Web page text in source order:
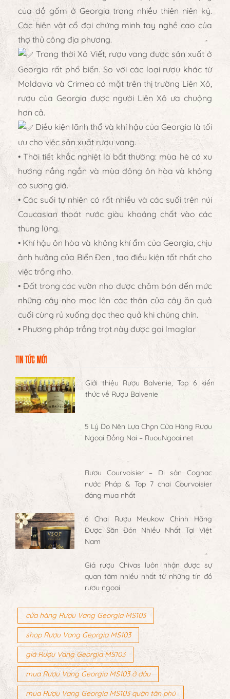
của đồ gốm ở Georgia trong nhiều thiên niên kỷ.
Các hiện vật cổ đại chứng minh tay nghề cao của
thợ thủ công địa phương.
Trong thời Xô Viết, rượu vang được sản xuất ở
Georgia rất phổ biến. So với các loại rượu khác từ
Moldavia và Crimea có mặt trên thị trường Liên Xô,
rượu của Georgia được người Liên Xô ưa chuộng
hơn cả.
Điều kiện lãnh thổ và khí hậu của Georgia là tối
ưu cho việc sản xuất rượu vang.
• Thời tiết khắc nghiệt là bất thường: mùa hè có xu
hướng nắng ngắn và mùa đông ôn hòa và không
có sương giá.
• Các suối tự nhiên có rất nhiều và các suối trên núi
Caucasian thoát nước giàu khoáng chất vào các
thung lũng.
• Khí hậu ôn hòa và không khí ẩm của Georgia, chịu
ảnh hưởng của Biển Đen , tạo điều kiện tốt nhất cho
việc trồng nho.
• Đất trong các vườn nho được chăm bón đến mức
những cây nho mọc lên các thân của cây ăn quả
cuối cùng rủ xuống dọc theo quả khi chúng chín.
• Phương pháp trồng trọt này được gọi lmaglar
TIN TỨC MỚI
Giới thiệu Rượu Balvenie, Top 6 kiến
thức về Rượu Balvenie
5 Lý Do Nên Lựa Chọn Cửa Hàng Rượu
Ngoại Đồng Nai – RuouNgoai.net
Rượu Courvoisier – Di sản Cognac
nước Pháp & Top 7 chai Courvoisier
đáng mua nhất
6 Chai Rượu Meukow Chính Hãng
Được Săn Đón Nhiều Nhất Tại Việt
Nam
Giá rượu Chivas luôn nhận được sự
quan tâm nhiều nhất từ những tín đồ
rượu ngoại
cửa hàng Rượu Vang Georgia MS103
shop Rượu Vang Georgia MS103
giá Rượu Vang Georgia MS103
mua Rượu Vang Georgia MS103 ở đâu
mua Rượu Vang Georgia MS103 quận tân phú